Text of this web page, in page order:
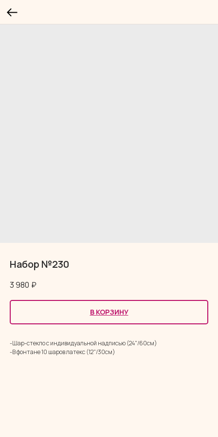
Набор №230
3 980 ₽
В КОРЗИНУ
-Шар-стекло с индивидуальной надписью (24"/60см)
-В фонтане 10 шаров латекс (12"/30см)